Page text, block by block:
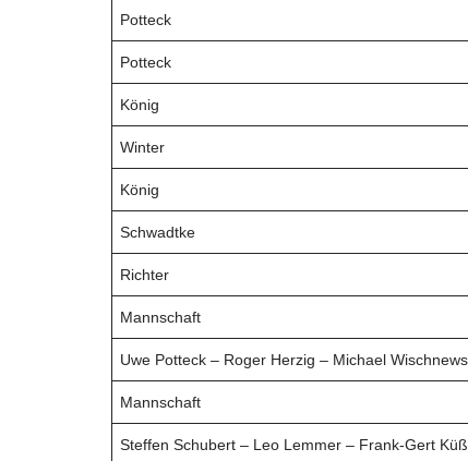
Potteck
Potteck
König
Winter
König
Schwadtke
Richter
Mannschaft
Uwe Potteck – Roger Herzig – Michael
Mannschaft
Steffen Schubert – Leo Lemmer – Frank-Gert